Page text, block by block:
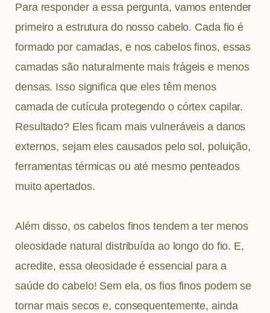
Para responder a essa pergunta, vamos entender
primeiro a estrutura do nosso cabelo. Cada fio é
formado por camadas, e nos cabelos finos, essas
camadas são naturalmente mais frágeis e menos
densas. Isso significa que eles têm menos
camada de cutícula protegendo o córtex capilar.
Resultado? Eles ficam mais vulneráveis a danos
externos, sejam eles causados pelo sol, poluição,
ferramentas térmicas ou até mesmo penteados
muito apertados.
Além disso, os cabelos finos tendem a ter menos
oleosidade natural distribuída ao longo do fio. E,
acredite, essa oleosidade é essencial para a
saúde do cabelo! Sem ela, os fios finos podem se
tornar mais secos e, consequentemente, ainda